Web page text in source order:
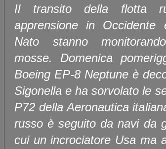
Il transito della flotta
apprensione in
Nato stanno
mosse. Domenica
Boeing EP-8 Neptune è
Sigonella e ha sorvolato le
P72 della Aeronautica
russo è seguito da navi da
cui un incrociatore Usa ma